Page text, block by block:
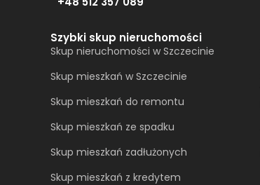
Szybki skup nieruchomości
Skup nieruchomości w Szczecinie
Skup mieszkań w Szczecinie
Skup mieszkań do remontu
Skup mieszkań ze spadku
Skup mieszkań zadłużonych
Skup mieszkań z kredytem